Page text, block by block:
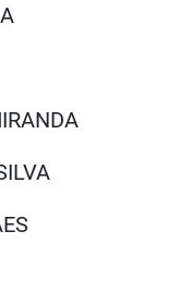
MIRANDA
DA SILVA